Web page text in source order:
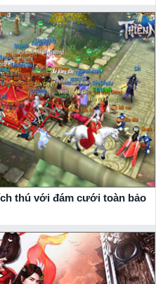
thú với đám cưới toàn bảo